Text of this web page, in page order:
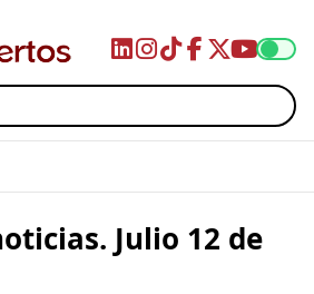
Julio 12 de